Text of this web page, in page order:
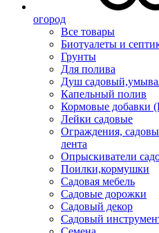
огород
Все товары
Биотуалеты и
Грунты
Для полива
Душ
Капельный полив
Кормовые добавки
Лейки садовые
Ограждения,
лента
Опрыскиватели
Поилки,кормушки
Садовая мебель
Садовые дорожки
Садовый декор
Садовый